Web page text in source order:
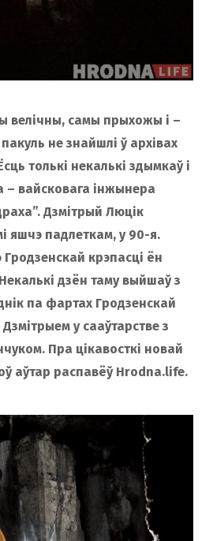
велічны, самы прыхожы і –
не знайшлі ў архівах
толькі некалькі здымкаў і
– вайсковага інжынера
Дзмітрый Люцік
яшчэ падлеткам, у 90-я.
крэпасці ён
дзён таму выйшаў з
па фартах Гродзенскай
у сааўтарстве з
Пра цікавосткі новай
аўтар распавёў Hrodna.life.